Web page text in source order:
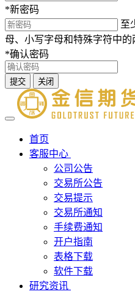
*新密码
至
母、小写字母和特殊字符中的
*确认密码
提交 关闭
首页
客服中心
公司公告
交易所公告
交易提示
交易所通知
手续费通知
开户指南
表格下载
软件下载
研究资讯